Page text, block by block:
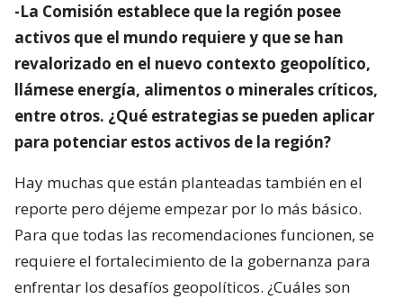
-La Comisión establece que la región posee
activos que el mundo requiere y que se han
revalorizado en el nuevo contexto geopolítico,
llámese energía, alimentos o minerales críticos,
entre otros. ¿Qué estrategias se pueden aplicar
para potenciar estos activos de la región?
Hay muchas que están planteadas también en el
reporte pero déjeme empezar por lo más básico.
Para que todas las recomendaciones funcionen, se
requiere el fortalecimiento de la gobernanza para
enfrentar los desafíos geopolíticos. ¿Cuáles son